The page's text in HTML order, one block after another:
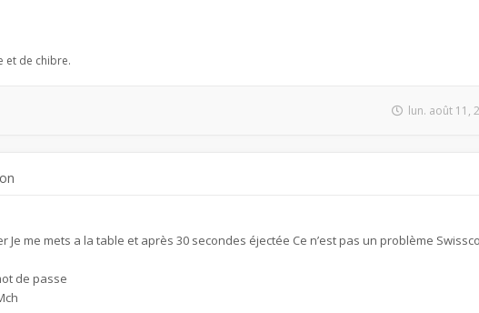
et de chibre.
lun. août 11,
Je me mets a la table et après 30 secondes éjectée Ce n’est pas un problème
de passe